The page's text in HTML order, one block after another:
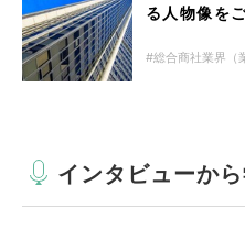
る人物像を
総合商社業界（
インタビューか